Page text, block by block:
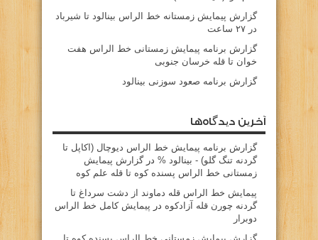
گزارش پیمایش زمستانه خط الراس بینالود تا شیرباد
در ۲۷ ساعت
گزارش برنامه پیمایش زمستانی خط الراس هفت
خوان تا قله خرسان جنوبی
گزارش برنامه صعود سوزنی بینالود
آخرین دیدگاه‌ها
گزارش برنامه پيمايش خط الراس ديوچال (اكاپل تا
گردنه تنگ گلو) - بينالود % درگزارش پیمایش
زمستانی خط الراس پسنده کوه تا قله علم کوه
پيمايش خط الراس قله دماوند از دشت سرداغ تا
گردنه چورن قله آزادكوه در پیمایش کامل خط الراس
دوبرار